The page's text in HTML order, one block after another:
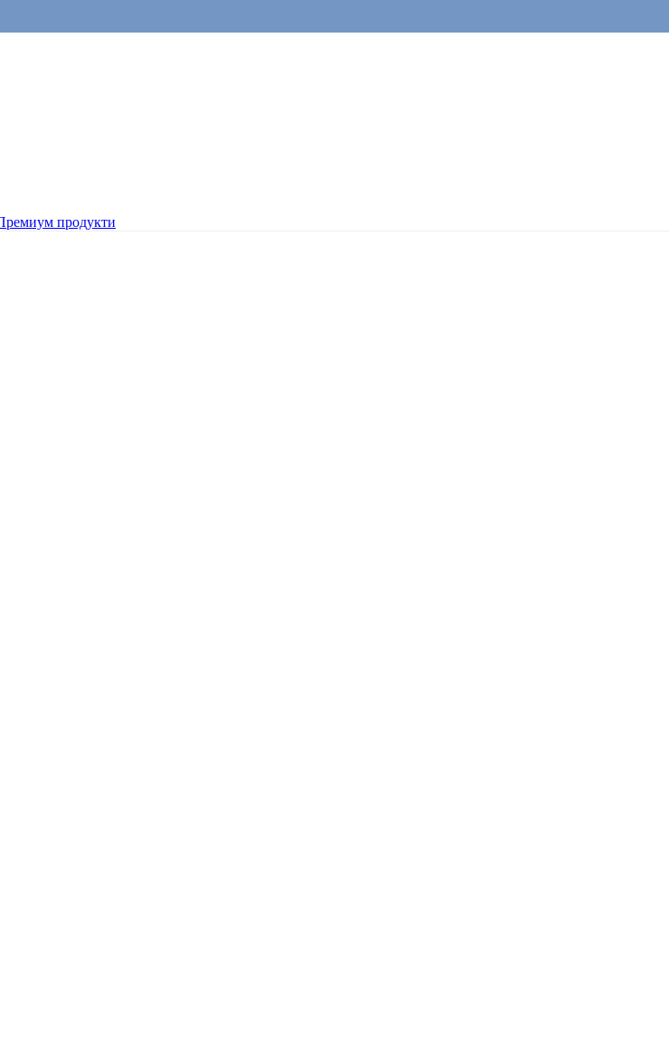
продукти